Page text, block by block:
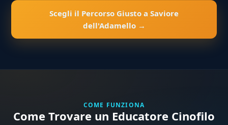
Scegli il Percorso Giusto a Saviore
dell'Adamello →
COME FUNZIONA
Come Trovare un Educatore Cinofilo